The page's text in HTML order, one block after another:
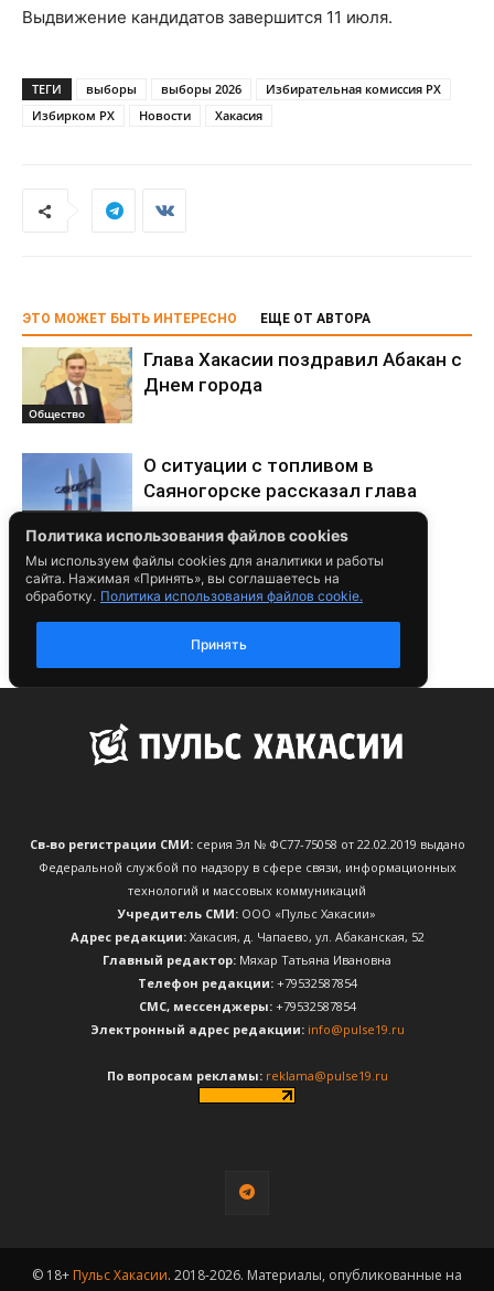
Св-во регистрации СМИ:серия Эл № ФС77-75058 от 22.02.2019 выдано
Федеральной службой по надзору в сфере связи, информационных
технологий и массовых коммуникаций
Учредитель СМИ: ООО «Пульс Хакасии»
Адрес редакции:Хакасия, д. Чапаево, ул. Абаканская, 52
Главный редактор: Мяхар Татьяна Ивановна
Телефон редакции:+79532587854
CМС, мессенджеры:+79532587854
Электронный адрес редакции: info@pulse19.ru
По вопросам рекламы: reklama@pulse19.ru
© 18+ Пульс Хакасии. 2018-2026. Материалы, опубликованные на